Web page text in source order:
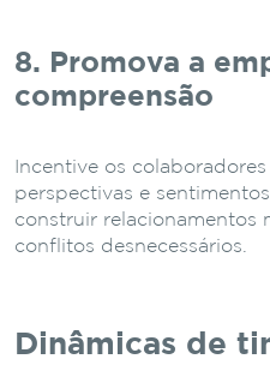
8. Promova a
compreensão
Incentive os
perspectivas e
construir relacionamentos
conflitos desnecessários.
Dinâmicas de